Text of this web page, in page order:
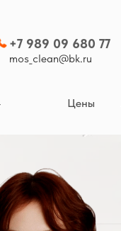
mos_clean@bk.ru
+7 989 09 680 77
Цены